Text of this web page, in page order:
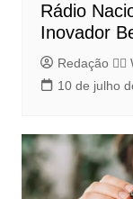
Rádio
Inovador
Redação
10 de julho